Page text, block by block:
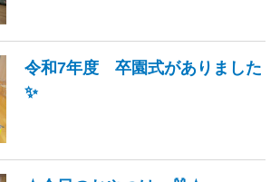
令和7年度 卒園式がありました
✨